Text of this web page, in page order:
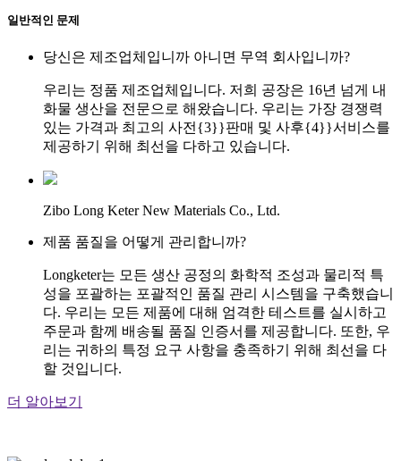
일반적인 문제
당신은 제조업체입니까 아니면 무역 회사입니까?
우리는 정품 제조업체입니다. 저희 공장은 16년 넘게 내
화물 생산을 전문으로 해왔습니다. 우리는 가장 경쟁력
있는 가격과 최고의 사전{3}}판매 및 사후{4}}서비스를
제공하기 위해 최선을 다하고 있습니다.
Zibo Long Keter New Materials Co., Ltd.
제품 품질을 어떻게 관리합니까?
Longketer는 모든 생산 공정의 화학적 조성과 물리적 특
성을 포괄하는 포괄적인 품질 관리 시스템을 구축했습니
다. 우리는 모든 제품에 대해 엄격한 테스트를 실시하고
주문과 함께 배송될 품질 인증서를 제공합니다. 또한, 우
리는 귀하의 특정 요구 사항을 충족하기 위해 최선을 다
할 것입니다.
더 알아보기